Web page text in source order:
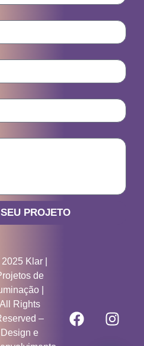
PROJETO
Klar |
de
|
All Rights
–
Design e